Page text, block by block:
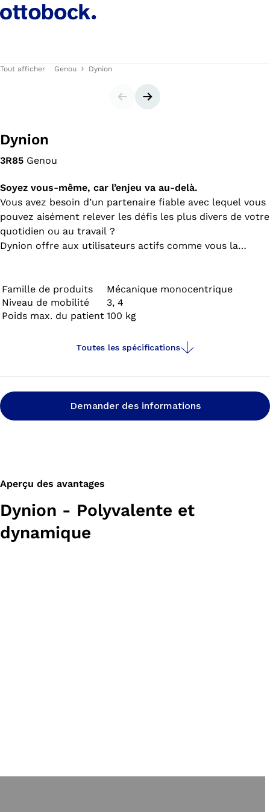
Tout afficher Genou Dynion
CarrouselBannière suivante
Dynion
3R85 Genou
Soyez vous-même, car l’enjeu va au-delà.
Vous avez besoin d’un partenaire fiable avec lequel vous
pouvez aisément relever les défis les plus divers de votre
quotidien ou au travail ?
Dynion offre aux utilisateurs actifs comme vous la
toutes les directions, de faire du vélo et de nager dans
de l’eau salée, douce et chlorée.
Famille de produits
Mécanique monocentrique
Niveau de mobilité
3, 4
Poids max. du patient 100 kg
Toutes les spécifications
Demander des informations
Aperçu des avantages
Dynion - Polyvalente et
dynamique